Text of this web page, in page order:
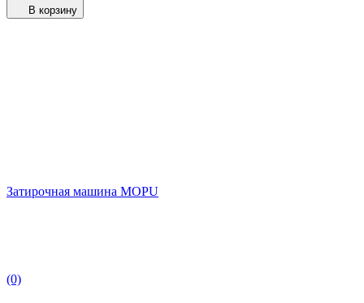
В корзину
Затирочная машина MOPU
(0)